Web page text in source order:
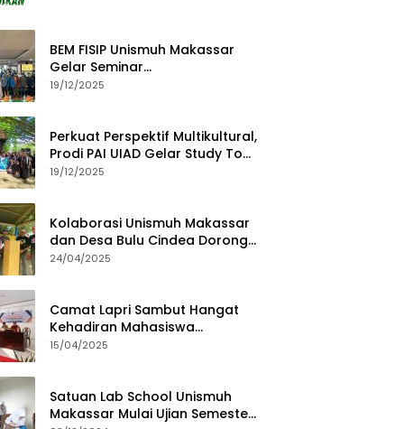
BEM FISIP Unismuh Makassar
Gelar Seminar
Keperempuanan, Bahas
19/12/2025
Perkuat Perspektif Multikultural,
Prodi PAI UIAD Gelar Study Tour
ke Kajang
19/12/2025
Kolaborasi Unismuh Makassar
dan Desa Bulu Cindea Dorong
Sentra Garam Industri
24/04/2025
Camat Lapri Sambut Hangat
Kehadiran Mahasiswa
PoltekMu
15/04/2025
Satuan Lab School Unismuh
Makassar Mulai Ujian Semester,